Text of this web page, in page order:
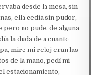
desde la mesa, sin
ella cedía sin pudor,
pero no pude, de alguna
la duda de a cuanto
mire mi reloj eran las
de la mano, pedí mi
estacionamiento,